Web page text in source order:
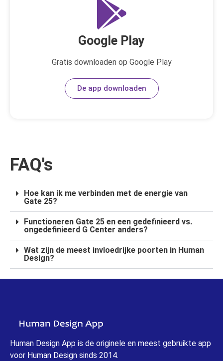
Google Play
Gratis downloaden op Google Play
De app downloaden
FAQ's
Hoe kan ik me verbinden met de energie van
Gate 25?
Functioneren Gate 25 en een gedefinieerd vs.
ongedefinieerd G Center anders?
Wat zijn de meest invloedrijke poorten in Human
Design?
Human Design App is de originele en meest gebruikte app
voor Human Design sinds 2014.